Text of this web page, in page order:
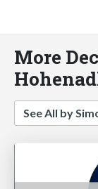
More
See All by